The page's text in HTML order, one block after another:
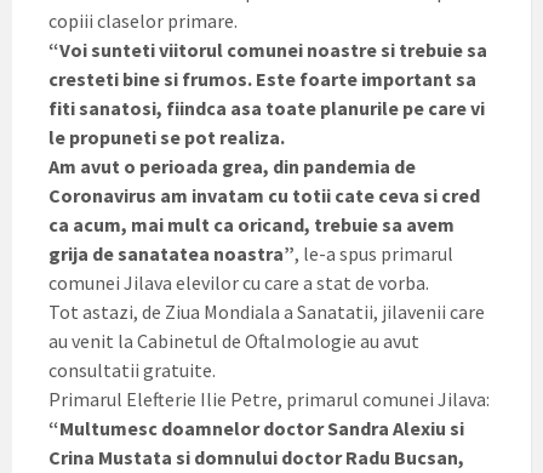
copiii claselor primare.
“Voi sunteti viitorul comunei noastre si trebuie sa
cresteti bine si frumos. Este foarte important sa
fiti sanatosi, fiindca asa toate planurile pe care vi
le propuneti se pot realiza.
Am avut o perioada grea, din pandemia de
Coronavirus am invatam cu totii cate ceva si cred
ca acum, mai mult ca oricand, trebuie sa avem
grija de sanatatea noastra”, le-a spus primarul
comunei Jilava elevilor cu care a stat de vorba.
Tot astazi, de Ziua Mondiala a Sanatatii, jilavenii care
au venit la Cabinetul de Oftalmologie au avut
consultatii gratuite.
Primarul Elefterie Ilie Petre, primarul comunei Jilava:
“Multumesc doamnelor doctor Sandra Alexiu si
Crina Mustata si domnului doctor Radu Bucsan,